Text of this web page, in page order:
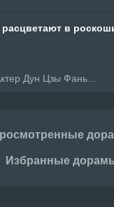
в
Дун Цзы Фань...
Избранные